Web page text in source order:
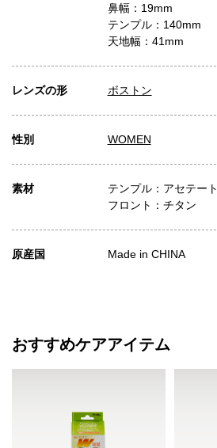
鼻幅：19mm
テンプル：140mm
天地幅：41mm
レンズの形 ボストン
性別 WOMEN
素材
テンプル：アセテート
フロント：チタン
原産国 Made in CHINA
おすすめケアアイテム